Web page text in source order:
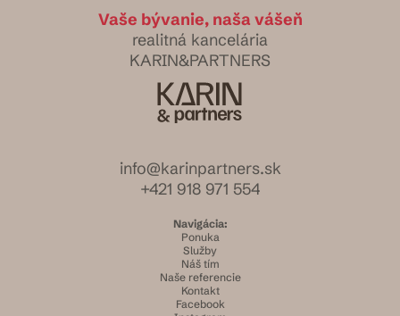
Vaše bývanie, naša vášeň
realitná kancelária
KARIN&PARTNERS
info@karinpartners.sk
+421 918 971 554
Navigácia:
Ponuka
Služby
Náš tím
Naše referencie
Kontakt
Facebook